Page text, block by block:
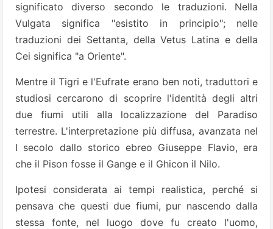
significato diverso secondo le traduzioni. Nella
Vulgata significa "esistito in principio"; nelle
traduzioni dei Settanta, della Vetus Latina e della
Cei significa "a Oriente".
Mentre il Tigri e l'Eufrate erano ben noti, traduttori e
studiosi cercarono di scoprire l'identità degli altri
due fiumi utili alla localizzazione del Paradiso
terrestre. L'interpretazione più diffusa, avanzata nel
I secolo dallo storico ebreo Giuseppe Flavio, era
che il Pison fosse il Gange e il Ghicon il Nilo.
Ipotesi considerata ai tempi realistica, perché si
pensava che questi due fiumi, pur nascendo dalla
stessa fonte, nel luogo dove fu creato l'uomo,